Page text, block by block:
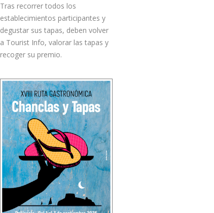
Tras recorrer todos los
establecimientos participantes y
degustar sus tapas, deben volver
a Tourist Info, valorar las tapas y
recoger su premio.